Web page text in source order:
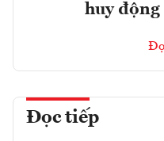
huy động
Đọc tiếp